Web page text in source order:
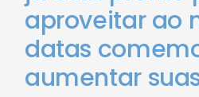
aproveitar ao
datas
aumentar